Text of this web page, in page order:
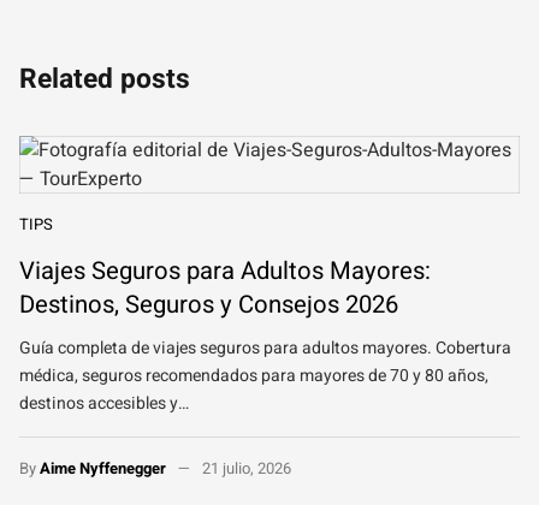
Related posts
TIPS
Viajes Seguros para Adultos Mayores:
Destinos, Seguros y Consejos 2026
Guía completa de viajes seguros para adultos mayores. Cobertura
médica, seguros recomendados para mayores de 70 y 80 años,
destinos accesibles y…
ByAime Nyffenegger 21 julio, 2026